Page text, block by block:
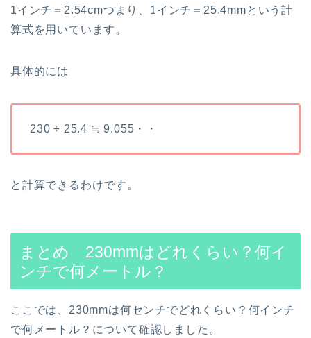
1インチ＝2.54cmつまり、1インチ＝25.4mmという計
算式を用いています。
具体的には
230 ÷ 25.4 ≒ 9.055・・
と計算できるわけです。
まとめ 230mmはどれくらい？何イ
ンチで何メートル？
ここでは、230mmは何センチでどれくらい？何インチ
で何メートル？について確認しました。